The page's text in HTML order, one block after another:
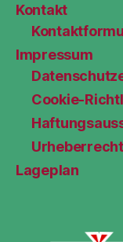
Kontakt
Impressum
Cookie-
Lageplan